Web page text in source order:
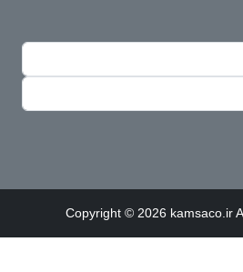
Copyright © 2026 kamsaco.ir